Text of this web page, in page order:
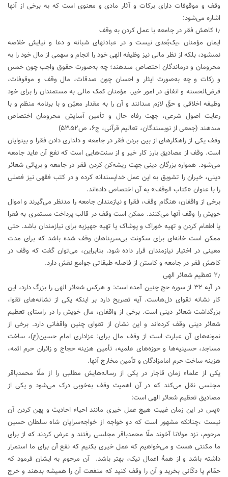
وقف و موقوفات دارای برکات و آثار مادی و معنوی است که به برخی از آنها‌
اشاره می‌شود:
۱٫ کاهش فقر در جامعه با عمل کردن به وقف
ايمان مؤمنان ،يک‌بُعدى نيست و در عبادتهاى شبانه و دعا و نيايش خلاصه
نمى‏شود، بلكه از نظر مالى نيز وظيفه الهى خود را انجام و سهمى از مال خود را به
محرومان و درماندگان اختصاص مى‏دهند؛ چه به‌صورت حقوق واجب چون خمس
و زكات و چه به‌صورت ايثار و احسان چون صدقات، مال وقف و موقوفات‏،
قرض‌الحسنه و انفاق در امور خير. مؤمنان كمک مالى به مستمندان را براى خود
وظيفه اخلاقى و حقّ لازم مى‏دانند و آن را به مقدار معيّن و با برنامه منظم و با
رعايت اصول شرعى، جهت رفاه حال و تأمين آسايش محرومان اختصاص
مى‏دهند (جمعی از نویسندگان، تعاليم قرآنى، ج‏۶، ص۵۲ـ۵۳)
وقف یکی از راهکارهای از بین بردن فقر در جامعه و دلداری دادن فقرا و بینوایان
است. وقف از مصادیق بارز کار خیر و از سنت‌هایی است که نفع آن عاید جامعه
می‌شود. همواره بزرگان دینی جهت ریشه‌کن کردن فقر در جامعه و برپائی شعائر
دینی، خیران را تشویق به این عمل خداپسندانه کرده و در کتب فقهی نیز فصلی
را با عنوان «کتاب الوقف» به آن اختصاص داده‌اند.
برخی از واقفان، هنگام وقف، فقرا و نیازمندان جامعه را مدنظر می‌گیرند و اموال
خویش را وقف آنها می‌کنند. ممکن است وقف در قالب پرداخت مستمری به فقرا
یا اطعام کردن و تهیه خوراک و پوشاک یا تهیه جهیزیه برای نیازمندان باشد. حتی
ممکن است خانه‌ای برای سکونت بی‌سرپناهان وقف شده باشد که برای مدت
معینی در اختیار نیازمندان قرار داده شود. بنابراین، می‌توان گفت که وقف در
کاهش فقر در جامعه و کاستن از فاصله طبقاتی جوامع نقش دارد.
۲٫ تعظیم شعائر الهی
در آیه ۳۲ از سوره حج چنین آمده است: و هركس شعائر الهى را بزرگ دارد، اين
كار نشانه تقواى دل‌هاست. آیه تصریح دارد بر اینکه یکی از نشانه‌های تقوا،
بزرگداشت شعائر دینی است. برخی از واقفان، مال خویش را در راستای تعظیم
شعائر دینی وقف کرده‌اند و این نشان از تقوای چنین واقفانی دارد. برخی از
نمونه‌های آن عبارت است از وقف مال برای: عزاداری امام حسین(ع)، ‏ساخت
مساجد، حسینیه‌ها و حوزه‌های علمیه، تأمین هزینه حجاج و زائران حرم ائمه،
هزینه ساخت حرم امامزادگان و تأمین مخارج آنها.
یکی از علماء زمان قاجار در یکی از رساله‌هایش مطلبی را از ملّا محمدباقر
مجلسی نقل می‌کند که در آن اهمیت وقف به‌خوبی درک می‌شود و یکی از
مصادیق تعظیم شعائر الهی است:
«پس در این زمان غیبت هیچ عمل خیری مانند احیاء احادیث و پهن کردن آن
نیست ،چنانکه مشهور است که دو خواجه از خواجه‌سرایان شاه سلطان حسین
مرحوم، نزد مولانا آخوند ملّا محمدباقر مجلسی‌ رفتند و عرض کردند که از برای
ما مکنتی هست و می‌خواهیم که عمل خیری بکنیم که نفع آن برای ما استمرار
داشته باشد و از همۀ اعمال نیک، بهتر باشد. آن مرحوم به ایشان فرمود که
حمّام یا دکّانی بخرید و آن را وقف کنید که منفعت آن را همیشه بدهند و خرج